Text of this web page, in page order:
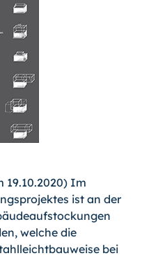
19.10.2020) Im
ist an der
welche die
bei